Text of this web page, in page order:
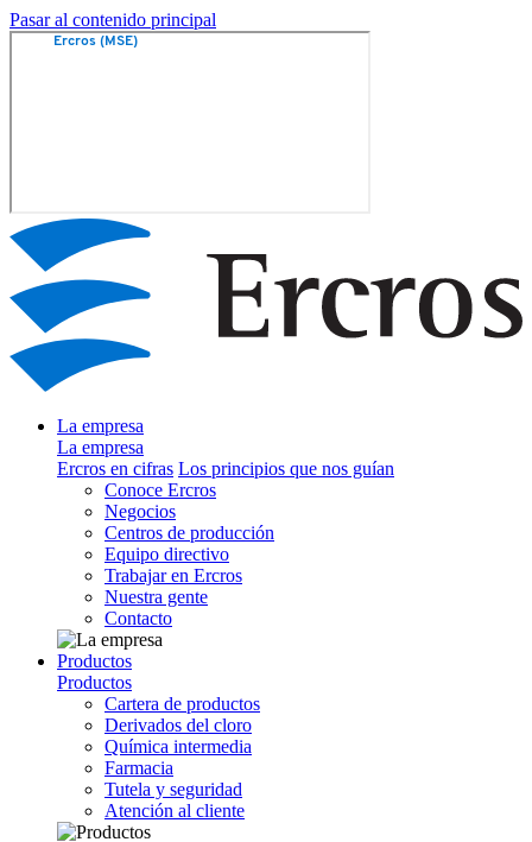
Pasar al contenido principal
La empresa
La empresa
Ercros en cifras Los principios que nos guían
Conoce Ercros
Negocios
Centros de producción
Equipo directivo
Trabajar en Ercros
Nuestra gente
Contacto
Productos
Productos
Cartera de productos
Derivados del cloro
Química intermedia
Farmacia
Tutela y seguridad
Atención al cliente